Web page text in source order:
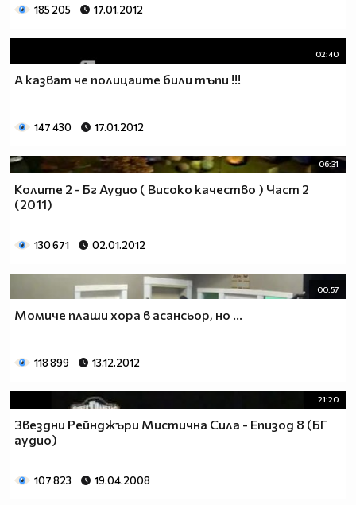
185 205 17.01.2012
02:40
А казват че полицаите били тъпи !!!
147 430 17.01.2012
06:31
Колите 2 - Бг Аудио ( Високо качество ) Част 2
(2011)
130 671 02.01.2012
00:57
Момиче плаши хора в асансьор, но ...
118 899 13.12.2012
21:20
Звездни Рейнджъри Мистична Сила - Епизод 8 (БГ
аудио)
107 823 19.04.2008